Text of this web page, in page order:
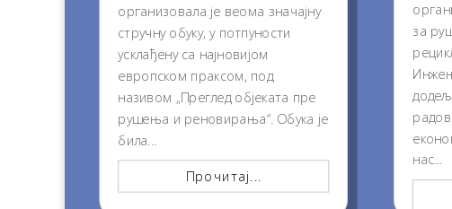
организовала је веома значајну
стручну обуку, у потпуности
усклађену са најновијом
европском праксом, под
називом „Преглед објеката пре
рушења и реновирања“. Обука је
била...
Прочитај...
за
нас...